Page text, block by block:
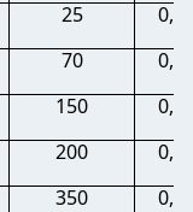
25
70
150
200
350